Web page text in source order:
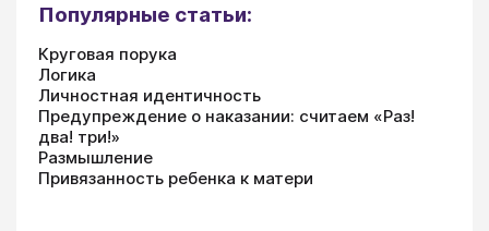
Популярные статьи:
Круговая порука
Логика
Личностная идентичность
Предупреждение о наказании: считаем «Раз!
два! три!»
Размышление
Привязанность ребенка к матери